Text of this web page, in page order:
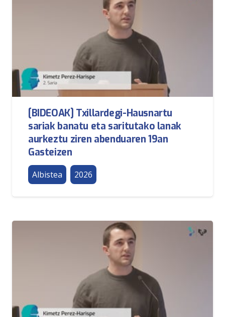
[BIDEOAK] Txillardegi-Hausnartu
sariak banatu eta saritutako lanak
aurkeztu ziren abenduaren 19an
Gasteizen
Albistea 2026